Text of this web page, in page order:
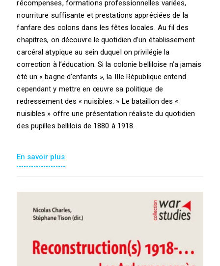
récompenses, formations professionnelles variées,
nourriture suffisante et prestations appréciées de la
fanfare des colons dans les fêtes locales. Au fil des
chapitres, on découvre le quotidien d’un établissement
carcéral atypique au sein duquel on privilégie la
correction à l’éducation. Si la colonie belliloise n’a jamais
été un « bagne d’enfants », la IIIe République entend
cependant y mettre en œuvre sa politique de
redressement des « nuisibles. » Le bataillon des «
nuisibles » offre une présentation réaliste du quotidien
des pupilles bellilois de 1880 à 1918.
En savoir plus